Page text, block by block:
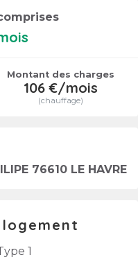
Montant des charges
106 €/mois
(chauffage)
76610 LE HAVRE
1